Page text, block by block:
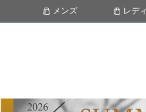
メンズ レデ